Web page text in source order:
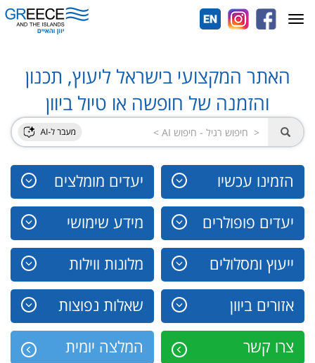
האתר המקצועי בישראל ליעוץ, תכנון
והזמנה של חופשה או טיול ביוון
הזמינו עכשיו יעדים מומלצים
יעדים פופולרים מידע שימושי
ייעוץ ומסלולים מלונות ווילות
אזורים ביוון שאלות נפוצות
צרו קשר המלצה יומית
Toggle
navigation